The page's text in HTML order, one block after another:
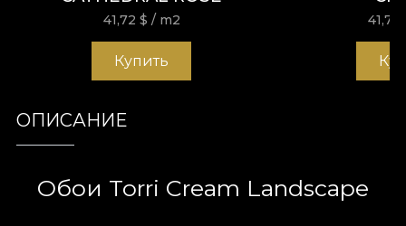
41,72 $ / m2
Купить
41,72
ОПИСАНИЕ
Обои Torri Cream Landscape